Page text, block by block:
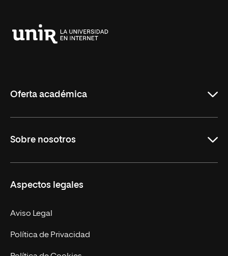
Oferta académica
Másteres Oficiales
Doctorados
Experto Universitario
Postgrados
Cursos Universitarios
Sobre nosotros
Facultades
Nuestro Equipo
Trabaja en UNIR
Actualidad
Aspectos legales
Aviso Legal
Política de Privacidad